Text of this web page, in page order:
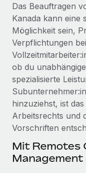
Frag unsere
Hilfe von
Background-
Einfacheres
Compliance
Lückenlose
Globale
Geräten
Remote Build
Beratung zu
FALLSTUDIEN
So hat der KI-
Remote um
Weaviate auf einen
Mehr erfahren
Informationen zu
Insights Center
Hol dir
Alle Ressourcen
BLOG
EOR und PEO
Contractor
Das Beauftragen
Kanada kann eine
Möglichkeit sein,
Verpflichtungen
ob du
spezialisierte
hinzuziehst, ist
Arbeitsrechts und
Vorschriften
Mit Remotes